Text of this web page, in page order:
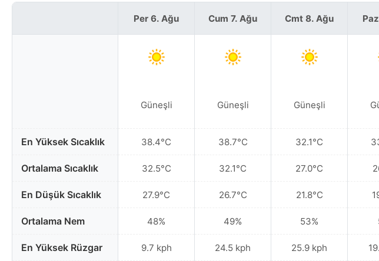
En Yüksek Sıcaklık
Ortalama Sıcaklık
En Düşük Sıcaklık
Ortalama Nem
En Yüksek Rüzgar
Per 6. Ağu
Güneşli
38.4°C
32.5°C
27.9°C
48%
9.7 kph
Cum 7. Ağu
Güneşli
38.7°C
32.1°C
26.7°C
49%
24.5 kph
Cmt 8. Ağu
Güneşli
32.1°C
27.0°C
21.8°C
53%
25.9 kph